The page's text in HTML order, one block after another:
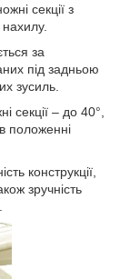
секції з
за
під задньою
зусиль.
секції – до 40°,
положенні
конструкції,
зручність